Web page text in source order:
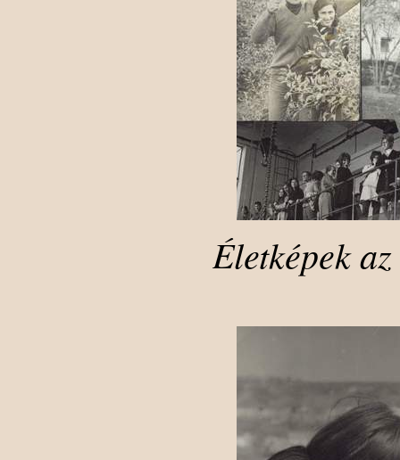
Életképek